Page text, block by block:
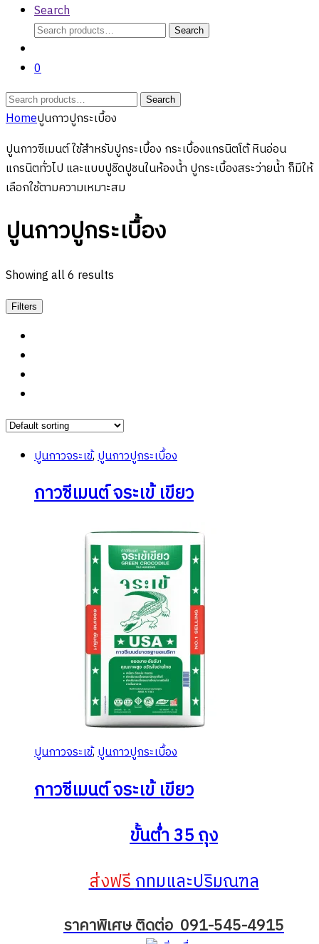
Search
Search
Search
0
Search
for:
Search
Homeปูนกาวปูกระเบื้อง
ปูนกาวซีเมนต์ ใช้สำหรับปูกระเบื้อง กระเบื้องแกรนิตโต้ หินอ่อน
แกรนิตทั่วไป และแบบปูชิดปูชนในห้องน้ำ ปูกระเบื้องสระว่ายน้ำ ก็มีให้
เลือกใช้ตามความเหมาะสม
ปูนกาวปูกระเบื้อง
Showing all 6 results
Filters
ปูนกาวจระเข้,ปูนกาวปูกระเบื้อง
กาวซีเมนต์ จระเข้ เขียว
ปูนกาวจระเข้,ปูนกาวปูกระเบื้อง
กาวซีเมนต์ จระเข้ เขียว
ขั้นต่ำ 35 ถุง
ส่งฟรีกทมและปริมณฑล
ราคาพิเศษ ติดต่อ 091-545-4915